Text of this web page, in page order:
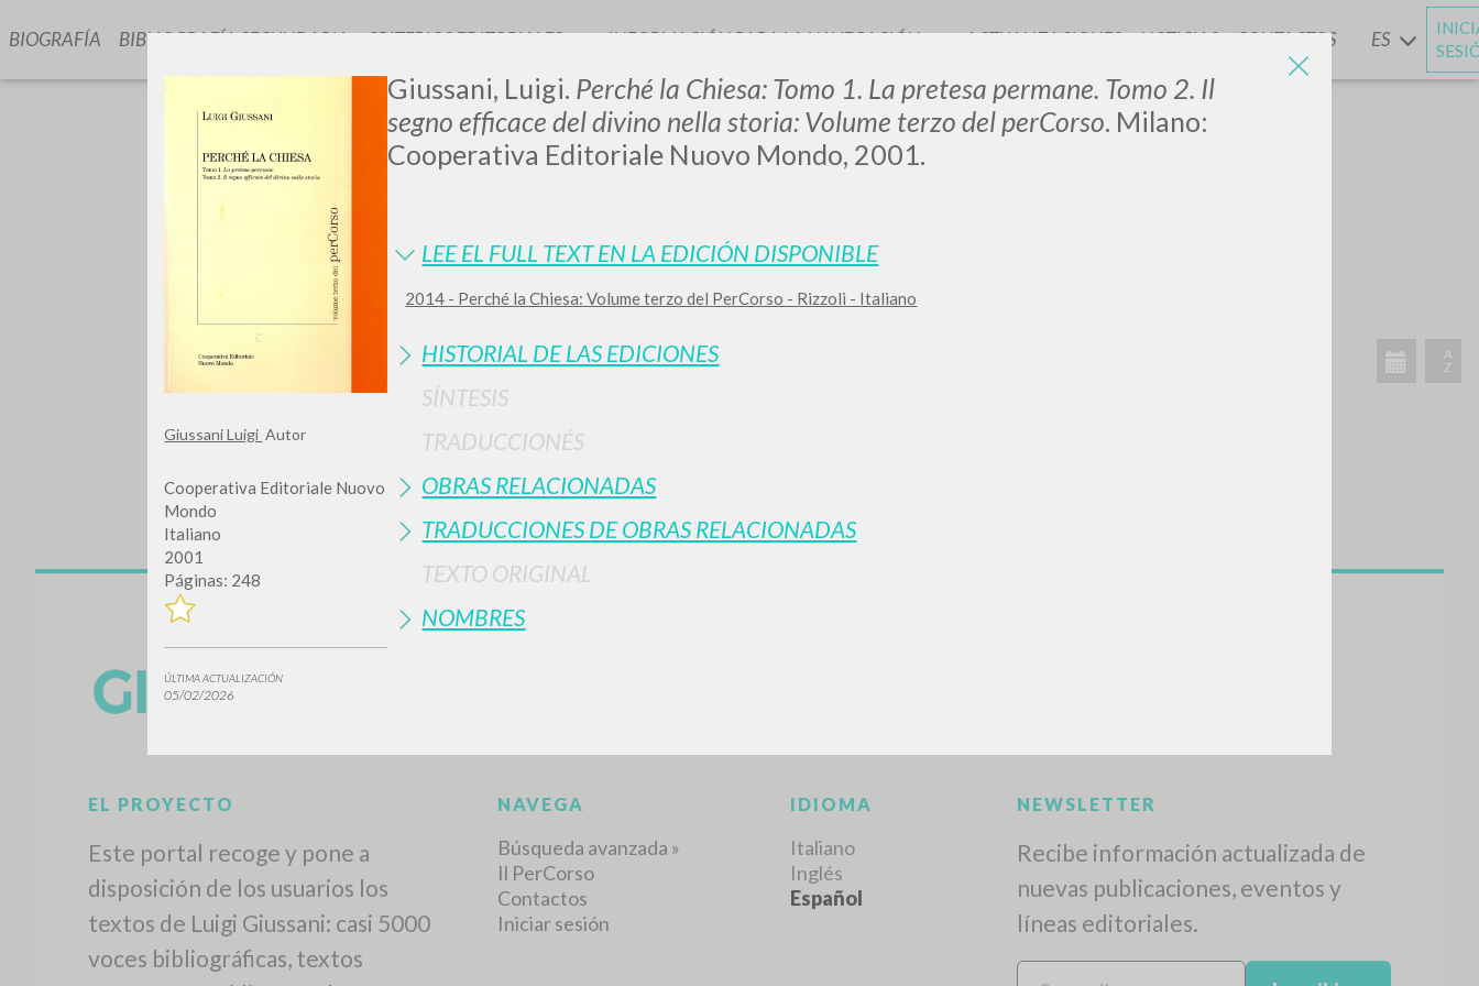
Giussani Luigi Autor
Cooperativa Editoriale Nuovo
Mondo
Italiano
2001
Páginas: 248
ÚLTIMA ACTUALIZACIÓN
05/02/2026
Giussani, Luigi. Perché la Chiesa: Tomo 1. La pretesa permane. Tomo 2. Il
segno efficace del divino nella storia: Volume terzo del perCorso. Milano:
Cooperativa Editoriale Nuovo Mondo, 2001.
LEE EL FULL TEXT EN LA EDICIÓN DISPONIBLE
2014 - Perché la Chiesa: Volume terzo del PerCorso - Rizzoli - Italiano
HISTORIAL DE LAS EDICIONES
SÍNTESIS
TRADUCCIONÉS
OBRAS RELACIONADAS
TRADUCCIONES DE OBRAS RELACIONADAS
TEXTO ORIGINAL
NOMBRES
LUIGI
GIUSSANI
scritti
BIOGRAFÍA BIBLIOGRAFÍA SECUNDARIA CRITERIOS EDITORIALES INFORMACIÓN PARA LA NAVEGACIÓN ACTUALIZACIONESYNOTICIAS CONTACTOS ES
TIPOLOGÍA IDIOMA AÑO ACTIVIDADES RECIENTES